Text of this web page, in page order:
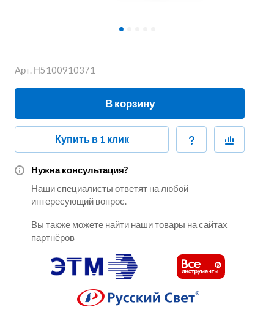
Арт. Н5100910371
В корзину
Купить в 1 клик
Нужна консультация?
Наши специалисты ответят на любой
интересующий вопрос.
Вы также можете найти наши товары на сайтах
партнёров